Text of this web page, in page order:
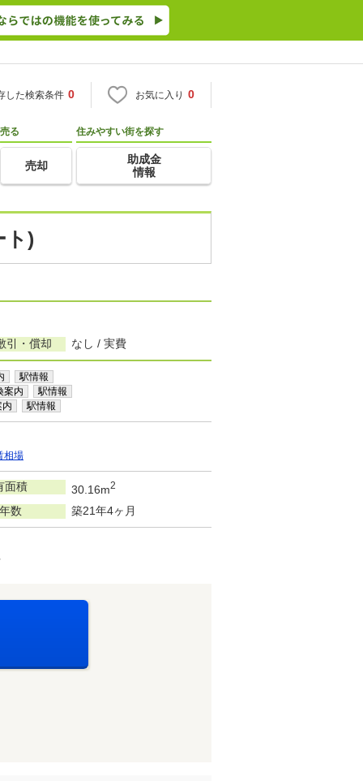
した検索条件 0 お気に入り 0
売る
売却
住みやすい街を探す
助成金
情報
ト)
引・償却 なし / 実費
駅情報
案内 駅情報
内 駅情報
相場
面積 30.16m2
数 築21年4ヶ月